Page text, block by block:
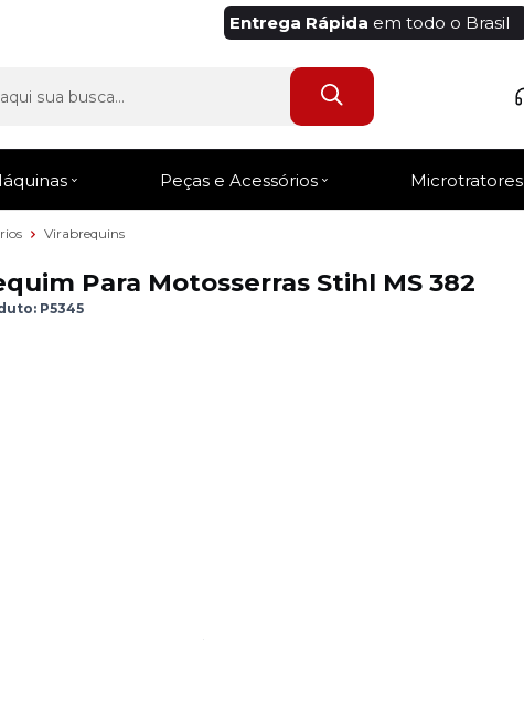
Entrega Rápida em todo o Brasil
Peças e Acessórios Microtratores
Virabrequins
Para Motosserras Stihl MS 382
P5345